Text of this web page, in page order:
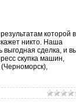
которой
никто. Наша
выгодная сделка, и
скупка машин,